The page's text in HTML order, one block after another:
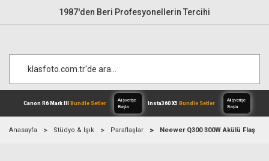
1987'den Beri Profesyonellerin Tercihi
Anasayfa Stüdyo & Işık Paraflaşlar Neewer Q300 300W Akülü Flaş